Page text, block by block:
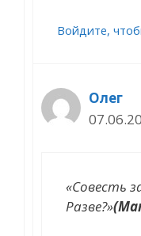
Войдите,
Олег
«Совесть
Разве?»